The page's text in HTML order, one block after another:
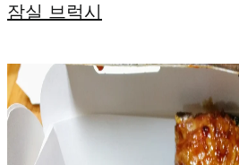
잠실 브럭시